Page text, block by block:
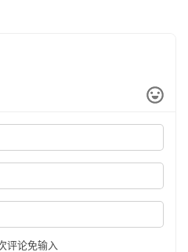
评论免输入